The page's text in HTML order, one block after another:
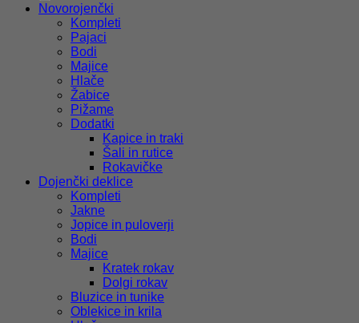
Novorojenčki
Kompleti
Pajaci
Bodi
Majice
Hlače
Žabice
Pižame
Dodatki
Kapice in traki
Šali in rutice
Rokavičke
Dojenčki deklice
Kompleti
Jakne
Jopice in puloverji
Bodi
Majice
Kratek rokav
Dolgi rokav
Bluzice in tunike
Oblekice in krila